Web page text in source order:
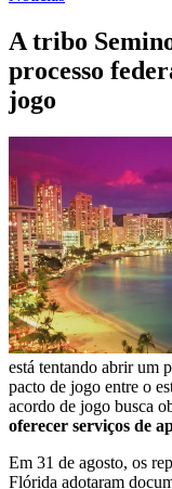
A tribo
processo
jogo
está tentando abrir um
pacto de jogo entre o
acordo de jogo busca
oferecer serviços de
Em 31 de agosto, os
Flórida adotaram